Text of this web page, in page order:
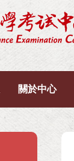
關於中心